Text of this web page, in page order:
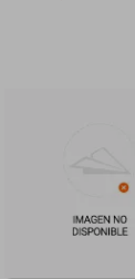
40%